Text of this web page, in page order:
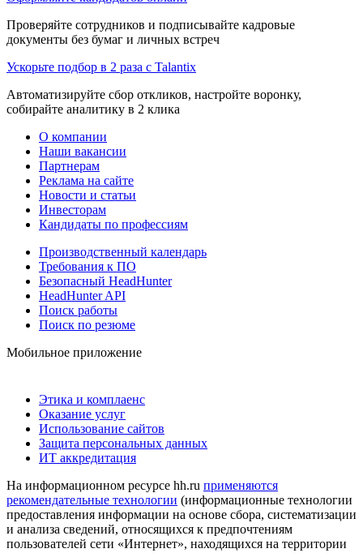
Проверяйте сотрудников и подписывайте кадровые
документы без бумаг и личных встреч
Ускорьте подбор в 2 раза с Talantix
Автоматизируйте сбор откликов, настройте воронку,
собирайте аналитику в 2 клика
О компании
Наши вакансии
Партнерам
Реклама на сайте
Новости и статьи
Инвесторам
Кандидаты по профессиям
Производственный календарь
Требования к ПО
Безопасный HeadHunter
HeadHunter API
Поиск работы
Поиск по резюме
Мобильное приложение
Этика и комплаенс
Оказание услуг
Использование сайтов
Защита персональных данных
ИТ аккредитация
На информационном ресурсе hh.ru применяются
рекомендательные технологии (информационные технологии
предоставления информации на основе сбора, систематизации
и анализа сведений, относящихся к предпочтениям
пользователей сети «Интернет», находящихся на территории